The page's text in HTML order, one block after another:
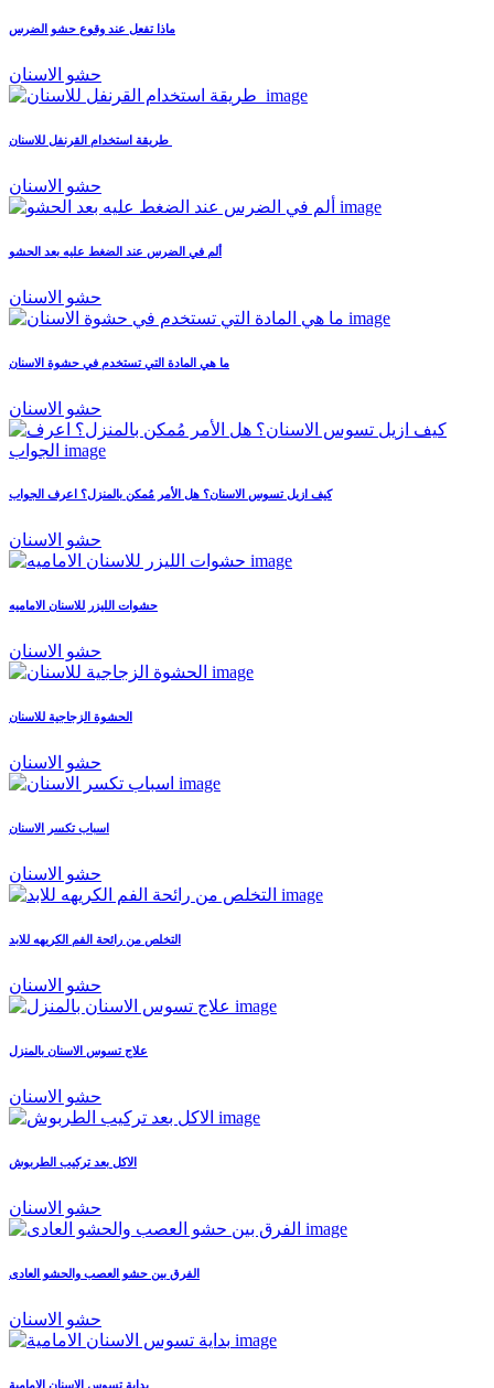
ماذا تفعل عند وقوع حشو الضرس
حشو الاسنان
حشو الاسنان
ألم في الضرس عند الضغط عليه بعد الحشو
حشو الاسنان
ما هي المادة التي تستخدم في حشوة الاسنان
حشو الاسنان
كيف ازيل تسوس الاسنان؟ هل الأمر مُمكن بالمنزل؟ اعرف الجواب
حشو الاسنان
حشوات الليزر للاسنان الاماميه
حشو الاسنان
الحشوة الزجاجية للاسنان
حشو الاسنان
اسباب تكسر الاسنان
حشو الاسنان
التخلص من رائحة الفم الكريهه للابد
حشو الاسنان
علاج تسوس الاسنان بالمنزل
حشو الاسنان
الاكل بعد تركيب الطربوش
حشو الاسنان
الفرق بين حشو العصب والحشو العادى
حشو الاسنان
بداية تسوس الاسنان الامامية